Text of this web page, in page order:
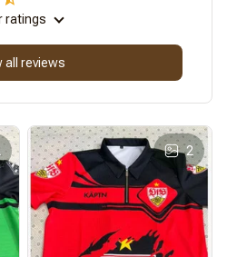
ratings
all reviews
2